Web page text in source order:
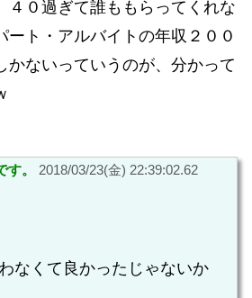
４０過ぎて誰ももらってくれな
ート・アルバイトの年収２００
かないっていうのが、分かって
。
2018/03/23(金) 22:39:02.62
なくて良かったじゃないか